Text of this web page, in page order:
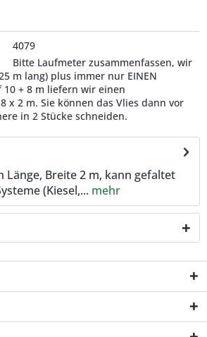
4079
Bitte Laufmeter zusammenfassen, wir
m lang) plus immer nur EINEN
10 + 8 m liefern wir einen
x 2 m. Sie können das Vlies dann vor
in 2 Stücke schneiden.
Länge, Breite 2 m, kann gefaltet
(Kiesel,... mehr